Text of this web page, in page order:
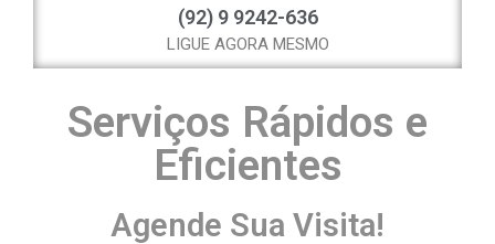
(92) 9 9242-636
LIGUE AGORA MESMO
Serviços Rápidos e
Eficientes
Agende Sua Visita!